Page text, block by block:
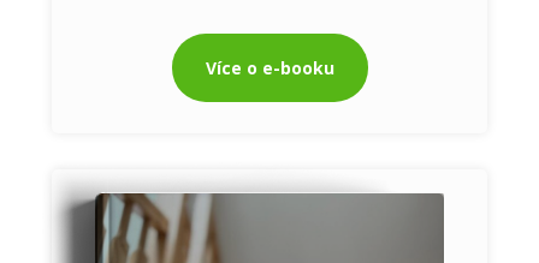
Více o e-booku